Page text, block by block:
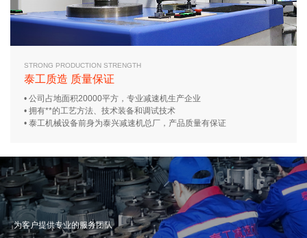
STRONG PRODUCTION STRENGTH
泰工质造 质量保证
• 公司占地面积20000平方，专业减速机生产企业
• 拥有**的工艺方法、技术装备和调试技术
• 泰工机械设备前身为泰兴减速机总厂，产品质量有保证
为客户提供专业的服务团队